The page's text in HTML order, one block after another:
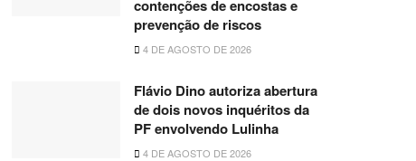
contenções de encostas e
prevenção de riscos
4 DE AGOSTO DE 2026
Flávio Dino autoriza abertura
de dois novos inquéritos da
PF envolvendo Lulinha
4 DE AGOSTO DE 2026